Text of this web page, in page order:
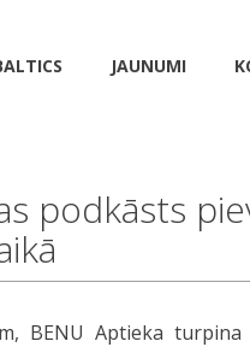
JAUNUMI
podkāsts
BENU Aptieka